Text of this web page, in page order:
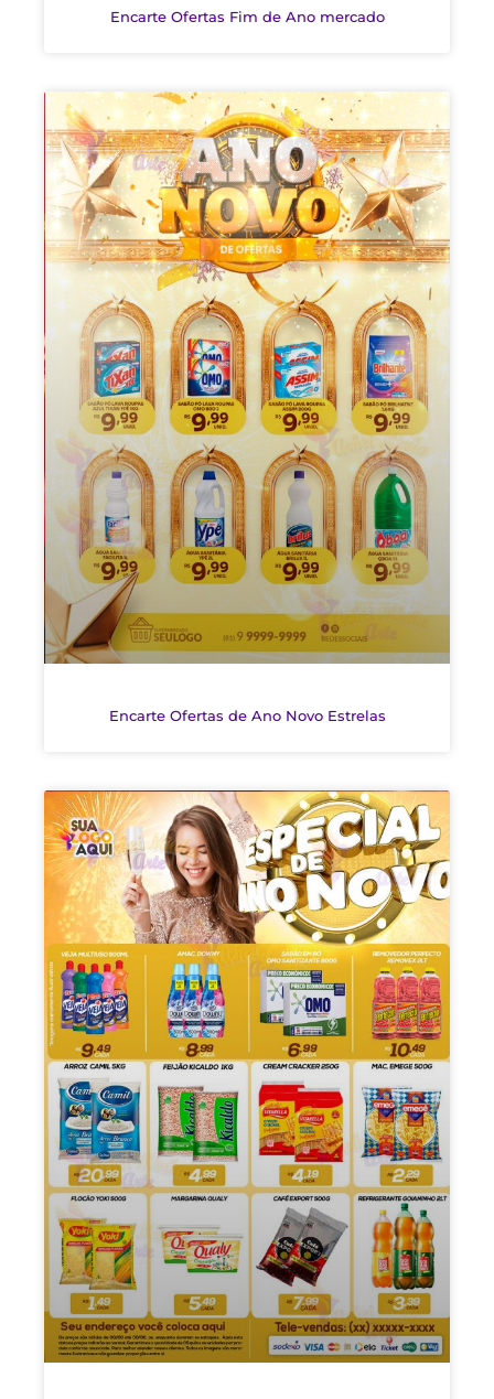
Encarte Ofertas Fim de Ano mercado
Encarte Ofertas de Ano Novo Estrelas